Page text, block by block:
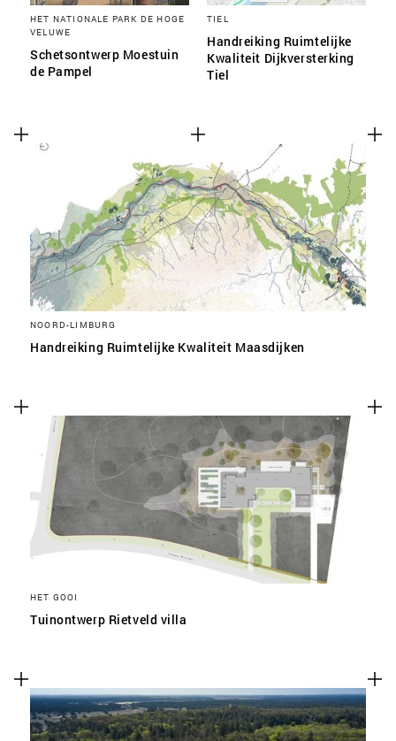
HET NATIONALE PARK DE HOGE
VELUWE
Schetsontwerp Moestuin
de Pampel
TIEL
Handreiking Ruimtelijke
Kwaliteit Dijkversterking
Tiel
NOORD-LIMBURG
Handreiking Ruimtelijke Kwaliteit Maasdijken
HET GOOI
Tuinontwerp Rietveld villa